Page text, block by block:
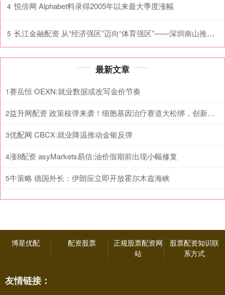
4 悦倍网 Alphabet料录得2005年以来最大季度涨幅
5 长江金融配资 从“经济强区”迈向“体育强区”——深圳南山推动体育事业高质量发展观察
最新文章
1赛岳恒 OEXN:就业数据或改写金价节奏
2 益升网配资 政策核弹来袭！细胞基因治疗赛道大松绑，创新药反转行情正式启动
3优配网 CBCX:就业降温推动金银反弹
4涨8配资 asyMarkets易信:油价假期前出现小幅修复
5牛策略 德国外长：伊朗应立即开放霍尔木兹海峡
博星优配 配资股票
正规股票配资网
站
股票配资知识联
系方式
友情链接：